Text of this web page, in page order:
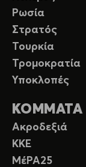
Ρωσία
Στρατός
Τουρκία
Τρομοκρατία
Υποκλοπές
ΚΟΜΜΑΤΑ
Ακροδεξιά
ΚΚΕ
ΜέΡΑ25